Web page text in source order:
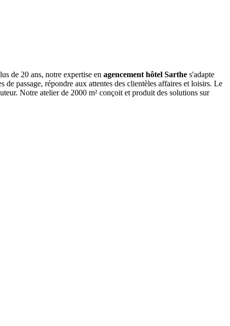
de 20 ans, notre expertise en agencement hôtel Sarthe s'adapte
passage, répondre aux attentes des clientèles affaires et loisirs. Le
Notre atelier de 2000 m² conçoit et produit des solutions sur